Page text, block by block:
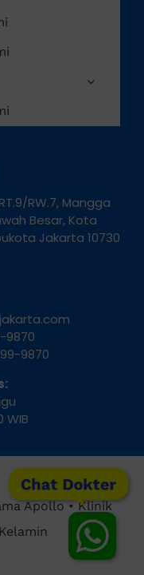
Chat Dokter
RW.7, Mangga
Besar, Kota
Jakarta 10730
9870
9870
WIB
Apollo • Klinik